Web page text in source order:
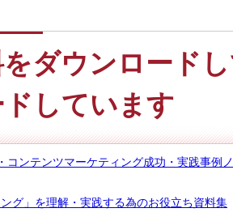
ダウンロード
しています
コンテンツマーケティング成功・実践事例
ング」を理解・実践する為のお役立ち資料集